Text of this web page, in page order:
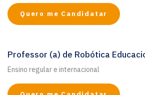
Quero me Candidatar
Professor (a) de Robótica
Ensino regular e internacional